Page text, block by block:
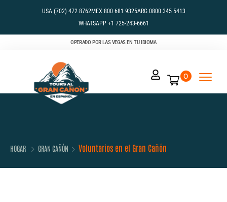
USA (702) 472 8762MEX 800 681 9325ARG 0800 345 5413
WHATSAPP +1 725-243-6661
OPERADO POR LAS VEGAS EN TU IDIOMA
0
HOGAR GRAN CAÑÓN Voluntarios en el Gran Cañón